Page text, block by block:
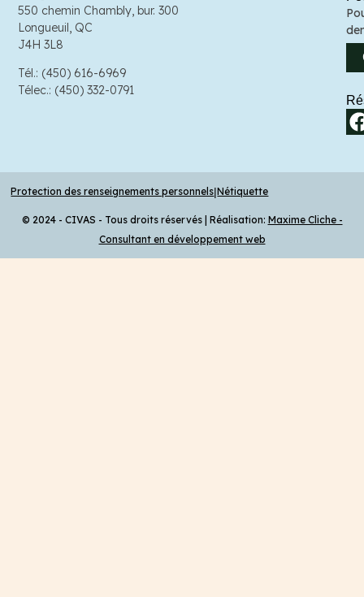
550 chemin Chambly, bur. 300
Longueuil, QC
J4H 3L8
Tél.: (450) 616-6969
Télec.: (450) 332-0791
Protection des renseignements personnels|Nétiquette
© 2024 - CIVAS - Tous droits réservés | Réalisation: Maxime Cliche -
Consultant en développement web